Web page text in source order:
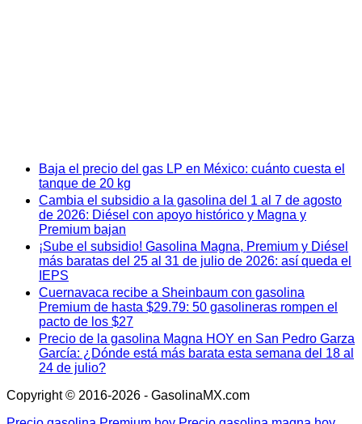
Baja el precio del gas LP en México: cuánto cuesta el
tanque de 20 kg
Cambia el subsidio a la gasolina del 1 al 7 de agosto
de 2026: Diésel con apoyo histórico y Magna y
Premium bajan
¡Sube el subsidio! Gasolina Magna, Premium y Diésel
más baratas del 25 al 31 de julio de 2026: así queda el
IEPS
Cuernavaca recibe a Sheinbaum con gasolina
Premium de hasta $29.79: 50 gasolineras rompen el
pacto de los $27
Precio de la gasolina Magna HOY en San Pedro Garza
García: ¿Dónde está más barata esta semana del 18 al
24 de julio?
Copyright © 2016-2026 - GasolinaMX.com